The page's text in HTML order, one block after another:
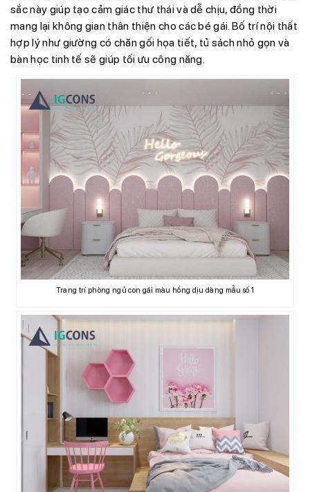
sắc này giúp tạo cảm giác thư thái và dễ chịu, đồng thời
mang lại không gian thân thiện cho các bé gái. Bố trí nội thất
hợp lý như giường có chăn gối họa tiết, tủ sách nhỏ gọn và
bàn học tinh tế sẽ giúp tối ưu công năng.
Trang trí phòng ngủ con gái màu hồng dịu dàng mẫu số 1